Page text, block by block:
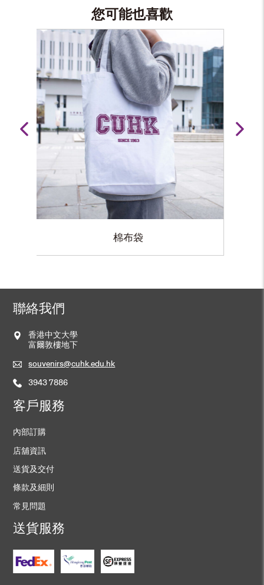
您可能也喜歡
大學地標帆布袋
聯絡我們
香港中文大學
富爾敦樓地下
souvenirs@cuhk.edu.hk
3943 7886
客戶服務
內部訂購
店舖資訊
送貨及交付
條款及細則
常見問題
送貨服務